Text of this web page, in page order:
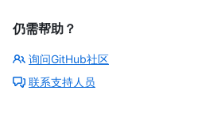
仍需帮助？
询问GitHub社区
联系支持人员